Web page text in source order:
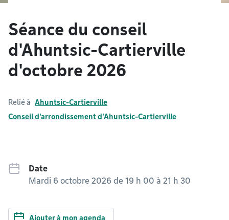
Séance du conseil
d'Ahuntsic-Cartierville
d'octobre 2026
Relié à Ahuntsic-Cartierville
Conseil d'arrondissement d'Ahuntsic-Cartierville
Date
Mardi 6 octobre 2026 de 19 h 00 à 21 h 30
Ajouter à mon agenda